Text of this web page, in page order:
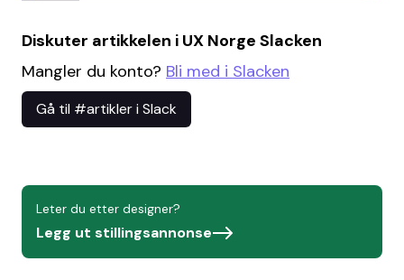
Diskuter artikkelen i UX Norge Slacken
Mangler du konto? Bli med i Slacken
Gå til #artikler i Slack
Leter du etter designer?
Legg ut stillingsannonse